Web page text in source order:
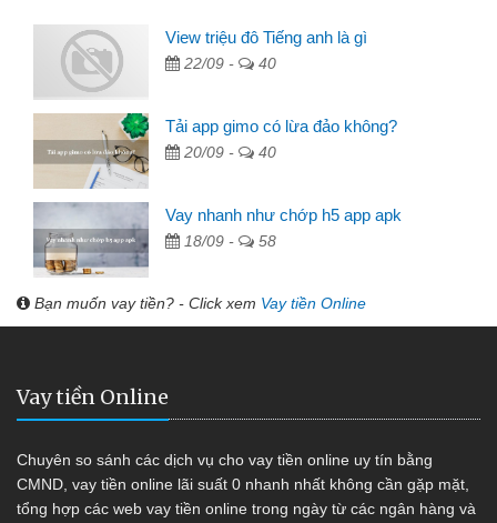
View triệu đô Tiếng anh là gì
22/09 - 40
Tải app gimo có lừa đảo không?
20/09 - 40
Vay nhanh như chớp h5 app apk
18/09 - 58
Bạn muốn vay tiền? - Click xem Vay tiền Online
Vay tiền Online
Chuyên so sánh các dịch vụ cho vay tiền online uy tín bằng
CMND, vay tiền online lãi suất 0 nhanh nhất không cần gặp mặt,
tổng hợp các web vay tiền online trong ngày từ các ngân hàng và